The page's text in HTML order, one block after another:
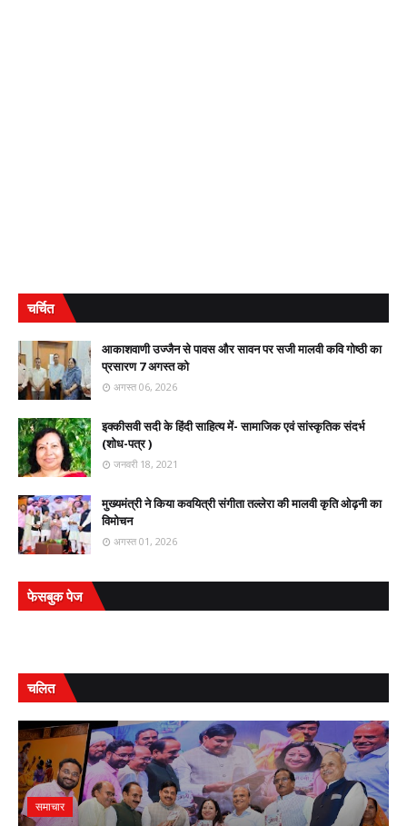
चर्चित
आकाशवाणी उज्जैन से पावस और सावन पर सजी मालवी कवि गोष्ठी का
प्रसारण 7 अगस्त को
अगस्त 06, 2026
इक्कीसवी सदी के हिंदी साहित्य में- सामाजिक एवं सांस्कृतिक संदर्भ
(शोध-पत्र )
जनवरी 18, 2021
मुख्यमंत्री ने किया कवयित्री संगीता तल्लेरा की मालवी कृति ओढ़नी का
विमोचन
अगस्त 01, 2026
फेसबुक पेज
चलित
समाचार